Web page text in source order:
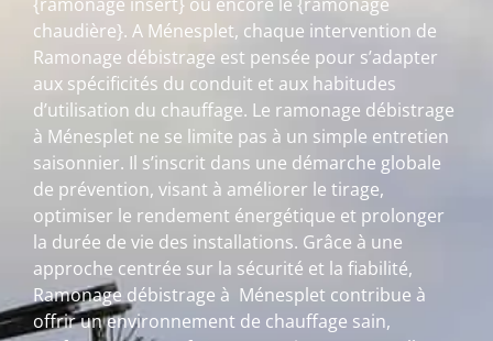
{ramonage insert} ou encore le {ramonage
chaudière}. A Ménesplet, chaque intervention de
Ramonage débistrage est pensée pour s’adapter
aux spécificités du conduit et aux habitudes
d’utilisation du chauffage. Le ramonage débistrage
à Ménesplet ne se limite pas à un simple entretien
saisonnier. Il s’inscrit dans une démarche globale
de prévention, visant à améliorer le tirage,
optimiser le rendement énergétique et prolonger
la durée de vie des installations. Grâce à une
approche centrée sur la sécurité et la fiabilité,
Ramonage débistrage à Ménesplet contribue à
offrir un environnement de chauffage sain,